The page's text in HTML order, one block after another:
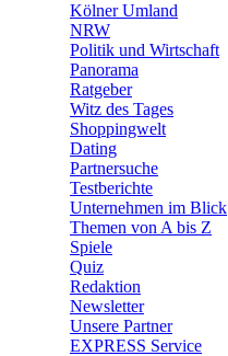
Kölner Umland
NRW
Politik und Wirtschaft
Panorama
Ratgeber
Witz des Tages
Shoppingwelt
Dating
Partnersuche
Testberichte
Unternehmen im Blick
Themen von A bis Z
Spiele
Quiz
Redaktion
Newsletter
Unsere Partner
EXPRESS Service